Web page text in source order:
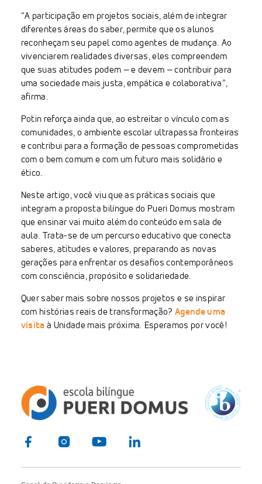
“A participação em projetos sociais, além de integrar
diferentes áreas do saber, permite que os alunos
reconheçam seu papel como agentes de mudança. Ao
vivenciarem realidades diversas, eles compreendem
que suas atitudes podem — e devem — contribuir para
uma sociedade mais justa, empática e colaborativa”,
afirma.
Potin reforça ainda que, ao estreitar o vínculo com as
comunidades, o ambiente escolar ultrapassa fronteiras
e contribui para a formação de pessoas comprometidas
com o bem comum e com um futuro mais solidário e
ético.
Neste artigo, você viu que as práticas sociais que
integram a proposta bilíngue do Pueri Domus mostram
que ensinar vai muito além do conteúdo em sala de
aula. Trata-se de um percurso educativo que conecta
saberes, atitudes e valores, preparando as novas
gerações para enfrentar os desafios contemporâneos
com consciência, propósito e solidariedade.
Quer saber mais sobre nossos projetos e se inspirar
com histórias reais de transformação?Agende uma
visita à Unidade mais próxima. Esperamos por você!